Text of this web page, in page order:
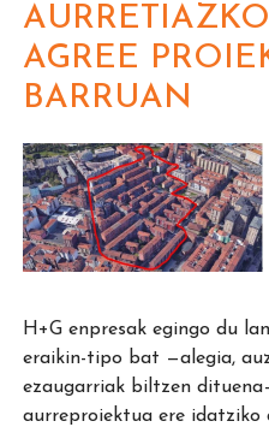
AGREE
BARRUAN
H+G enpresak egingo du
eraikin-tipo bat —alegia,
ezaugarriak biltzen
aurreproiektua ere idatziko